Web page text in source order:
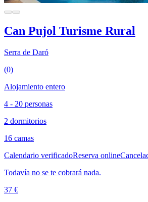
Can Pujol Turisme Rural
Serra de Daró
(0)
Alojamiento entero
4 - 20 personas
2 dormitorios
16 camas
Calendario verificadoReserva online
Todavía no se te cobrará nada.
37 €